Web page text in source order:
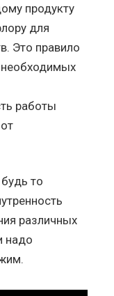
продукту
для
Это правило
работы
то
различных
надо